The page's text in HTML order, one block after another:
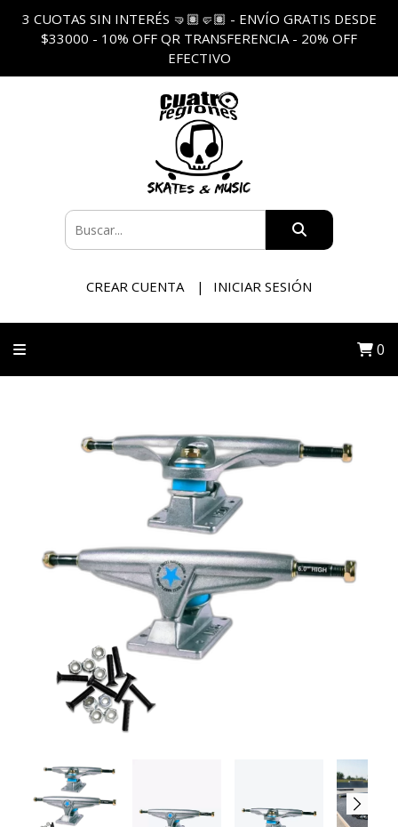
3 CUOTAS SIN INTERÉS 🤜🏽🤛🏽 - ENVÍO GRATIS DESDE
$33000 - 10% OFF QR TRANSFERENCIA - 20% OFF
EFECTIVO
CREAR CUENTA INICIAR SESIÓN
0